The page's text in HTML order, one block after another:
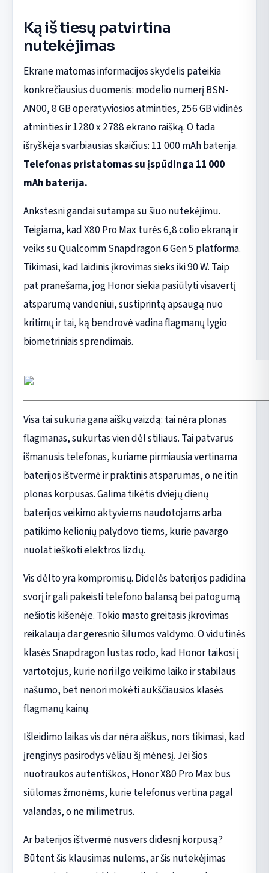
Ką iš tiesų patvirtina
nutekėjimas
Ekrane matomas informacijos skydelis pateikia
konkrečiausius duomenis: modelio numerį BSN-
AN00, 8 GB operatyviosios atminties, 256 GB vidinės
atminties ir 1280 x 2788 ekrano raišką. O tada
išryškėja svarbiausias skaičius: 11 000 mAh baterija.
Telefonas pristatomas su įspūdinga 11 000
mAh baterija.
Ankstesni gandai sutampa su šiuo nutekėjimu.
Teigiama, kad X80 Pro Max turės 6,8 colio ekraną ir
veiks su Qualcomm Snapdragon 6 Gen 5 platforma.
Tikimasi, kad laidinis įkrovimas sieks iki 90 W. Taip
pat pranešama, jog Honor siekia pasiūlyti visavertį
atsparumą vandeniui, sustiprintą apsaugą nuo
kritimų ir tai, ką bendrovė vadina flagmanų lygio
biometriniais sprendimais.
Visa tai sukuria gana aiškų vaizdą: tai nėra plonas
flagmanas, sukurtas vien dėl stiliaus. Tai patvarus
išmanusis telefonas, kuriame pirmiausia vertinama
baterijos ištvermė ir praktinis atsparumas, o ne itin
plonas korpusas. Galima tikėtis dviejų dienų
baterijos veikimo aktyviems naudotojams arba
patikimo kelionių palydovo tiems, kurie pavargo
nuolat ieškoti elektros lizdų.
Vis dėlto yra kompromisų. Didelės baterijos padidina
svorį ir gali pakeisti telefono balansą bei patogumą
nešiotis kišenėje. Tokio masto greitasis įkrovimas
reikalauja dar geresnio šilumos valdymo. O vidutinės
klasės Snapdragon lustas rodo, kad Honor taikosi į
vartotojus, kurie nori ilgo veikimo laiko ir stabilaus
našumo, bet nenori mokėti aukščiausios klasės
flagmanų kainų.
Išleidimo laikas vis dar nėra aiškus, nors tikimasi, kad
įrenginys pasirodys vėliau šį mėnesį. Jei šios
nuotraukos autentiškos, Honor X80 Pro Max bus
siūlomas žmonėms, kurie telefonus vertina pagal
valandas, o ne milimetrus.
Ar baterijos ištvermė nusvers didesnį korpusą?
Būtent šis klausimas nulems, ar šis nutekėjimas